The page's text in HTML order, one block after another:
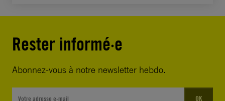
Rester informé·e
Abonnez-vous à notre newsletter hebdo.
OK